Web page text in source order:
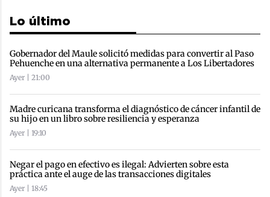
Lo último
Gobernador del Maule solicitó medidas para convertir al Paso
Pehuenche en una alternativa permanente a Los Libertadores
Ayer | 21:00
Madre curicana transforma el diagnóstico de cáncer infantil de
su hijo en un libro sobre resiliencia y esperanza
Ayer | 19:10
Negar el pago en efectivo es ilegal: Advierten sobre esta
práctica ante el auge de las transacciones digitales
Ayer | 18:45